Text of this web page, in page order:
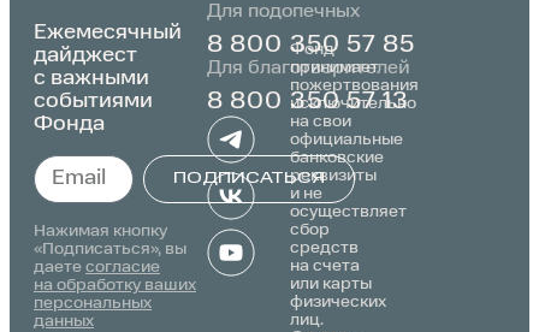
Для подопечных
8 800 350 57 85
Для благотворителей
8 800 350 57 13
Ежемесячный
дайджест
с важными
событиями
Фонда
ПОДПИСАТЬСЯ
Нажимая кнопку
«Подписаться», вы
даете согласие
на обработку ваших
персональных
данных
Фонд
принимает
пожертвования
исключительно
на свои
официальные
банковские
реквизиты
и не
осуществляет
сбор
средств
на счета
или карты
физических
лиц.